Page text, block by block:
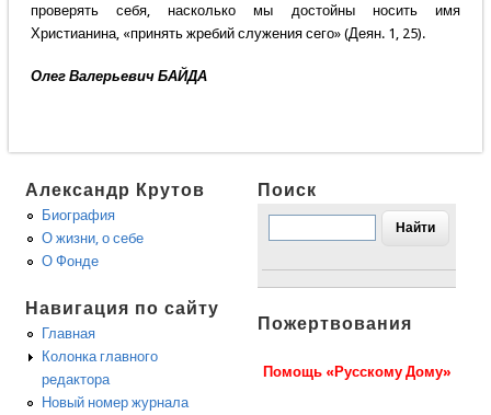
проверять себя, насколько мы достойны носить имя
Христианина, «принять жребий служения сего» (Деян. 1, 25).
Олег Валерьевич БАЙДА
Александр Крутов
Биография
О жизни, о себе
О Фонде
Навигация по сайту
Главная
Колонка главного
редактора
Новый номер журнала
Поиск
Пожертвования
Помощь «Русскому Дому»